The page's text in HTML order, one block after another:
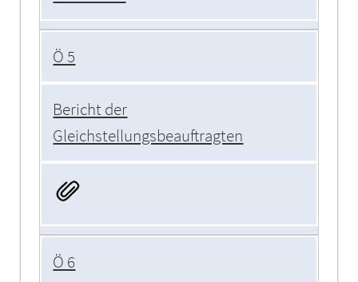
Ö 5
Bericht der
Gleichstellungsbeauftragten
Ö 6